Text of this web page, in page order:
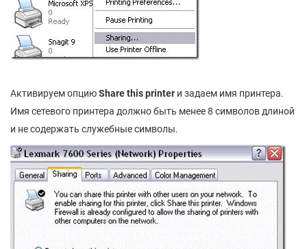
Активируем опциюSharethisprinter и задаем имя принтера.
Имя сетевого принтера должно быть менее 8 символов длиной
и не содержать служебные символы.